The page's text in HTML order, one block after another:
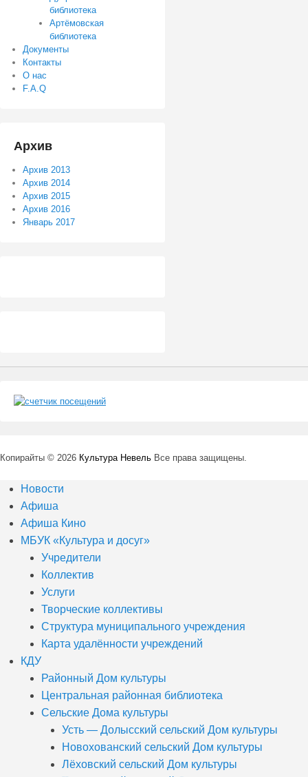
библиотека
Артёмовская
библиотека
Документы
Контакты
О нас
F.A.Q
Архив
Архив 2013
Архив 2014
Архив 2015
Архив 2016
Январь 2017
Копирайты © 2026 Культура Невель Все права защищены.
Новости
Афиша
Афиша Кино
МБУК «Культура и досуг»
Учредители
Коллектив
Услуги
Творческие коллективы
Структура муниципального учреждения
Карта удалённости учреждений
КДУ
Районный Дом культуры
Центральная районная библиотека
Сельские Дома культуры
Усть — Долысский сельский Дом культуры
Новохованский сельский Дом культуры
Лёховский сельский Дом культуры